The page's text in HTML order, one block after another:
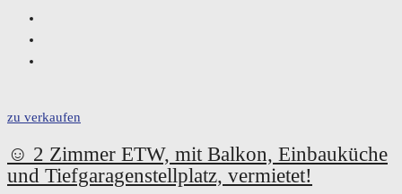
zu verkaufen
☺️ 2 Zimmer ETW, mit Balkon, Einbauküche
und Tiefgaragenstellplatz, vermietet!